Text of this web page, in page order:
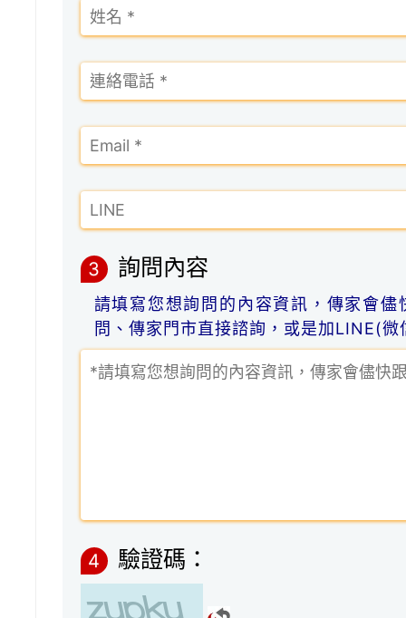
3 詢問內容
請填寫您想詢問的內容資訊，傳家會
問、傳家門市直接諮詢，或是加LINE(微
4 驗證碼：